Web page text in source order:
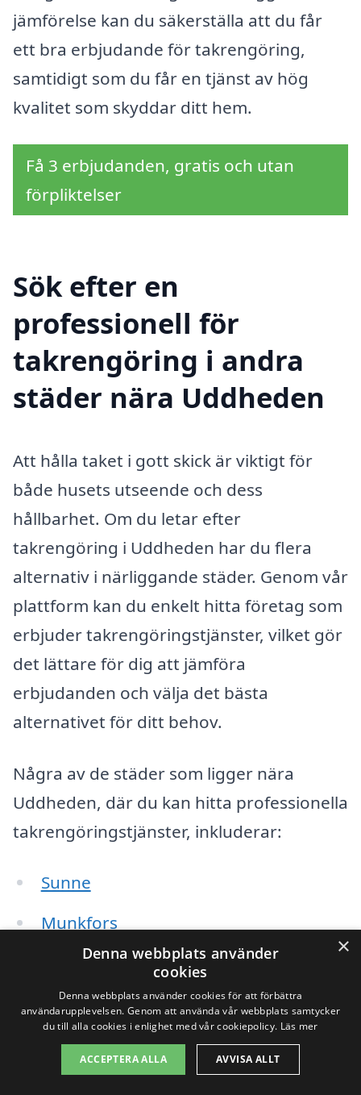
jämförelse kan du säkerställa att du får
ett bra erbjudande för takrengöring,
samtidigt som du får en tjänst av hög
kvalitet som skyddar ditt hem.
Få 3 erbjudanden, gratis och utan
förpliktelser
Sök efter en
professionell för
takrengöring i andra
städer nära Uddheden
Att hålla taket i gott skick är viktigt för
både husets utseende och dess
hållbarhet. Om du letar efter
takrengöring i Uddheden har du flera
alternativ i närliggande städer. Genom vår
plattform kan du enkelt hitta företag som
erbjuder takrengöringstjänster, vilket gör
det lättare för dig att jämföra
erbjudanden och välja det bästa
alternativet för ditt behov.
Några av de städer som ligger nära
Uddheden, där du kan hitta professionella
takrengöringstjänster, inkluderar:
Sunne
Munkfors
Ekshärad
Hagfors
Grums
×
Denna webbplats använder
cookies
Denna webbplats använder cookies för att förbättra
användarupplevelsen. Genom att använda vår webbplats samtycker
du till alla cookies i enlighet med vår cookiepolicy. Läs mer
ACCEPTERA ALLA AVVISA ALLT